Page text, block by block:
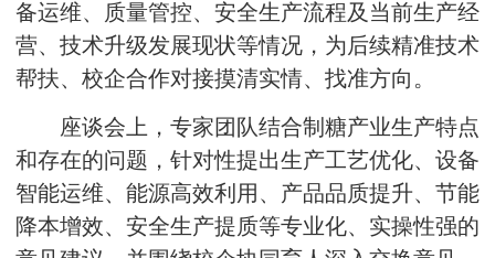
备运维、质量管控、安全生产流程及当前生产经
营、技术升级发展现状等情况，为后续精准技术
帮扶、校企合作对接摸清实情、找准方向。
座谈会上，专家团队结合制糖产业生产特点
和存在的问题，针对性提出生产工艺优化、设备
智能运维、能源高效利用、产品品质提升、节能
降本增效、安全生产提质等专业化、实操性强的